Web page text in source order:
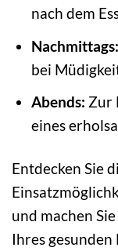
nach dem
Nachmittags:
bei
Abends: Zur
eines
Entdecken Sie
und machen
Ihres gesunden